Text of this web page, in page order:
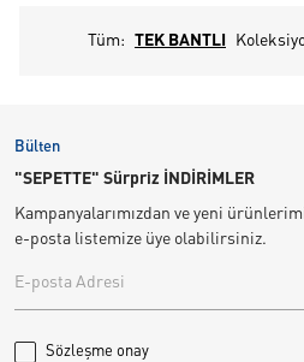
Tüm: TEK BANTLI
Bülten
"SEPETTE" Sürpriz İNDİRİMLER
Kampanyalarımızdan ve yeni
e-posta listemize üye olabilirsiniz.
Sözleşme onay